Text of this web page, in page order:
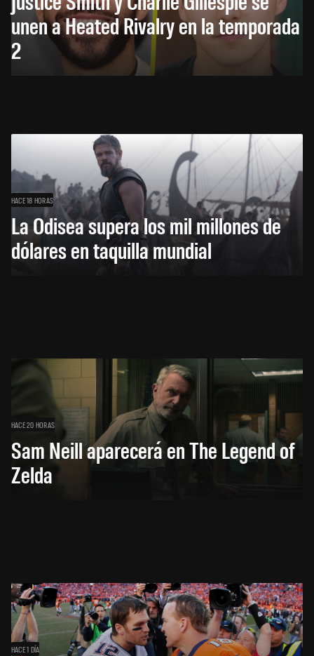
unen a Heated Rivalry en la temporada
2
HACE 18 HORAS
La Odisea supera los mil millones de
dólares en taquilla mundial
HACE 20 HORAS
Sam Neill aparecerá en The Legend of
Zelda
HACE 1 DÍA